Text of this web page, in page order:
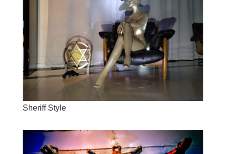
Sheriff Style